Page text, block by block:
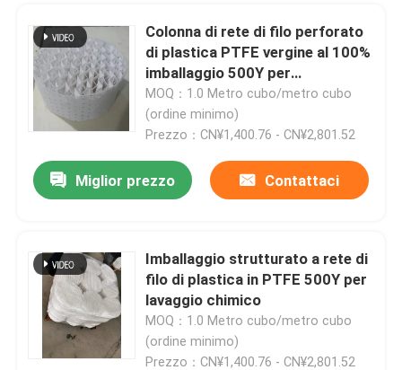
Colonna di rete di filo perforato
di plastica PTFE vergine al 100%
imballaggio 500Y per
raffinazione
MOQ：1.0 Metro cubo/metro cubo
(ordine minimo)
Prezzo：CN¥1,400.76 - CN¥2,801.52
Miglior prezzo Contattaci
Imballaggio strutturato a rete di
filo di plastica in PTFE 500Y per
lavaggio chimico
MOQ：1.0 Metro cubo/metro cubo
(ordine minimo)
Prezzo：CN¥1,400.76 - CN¥2,801.52